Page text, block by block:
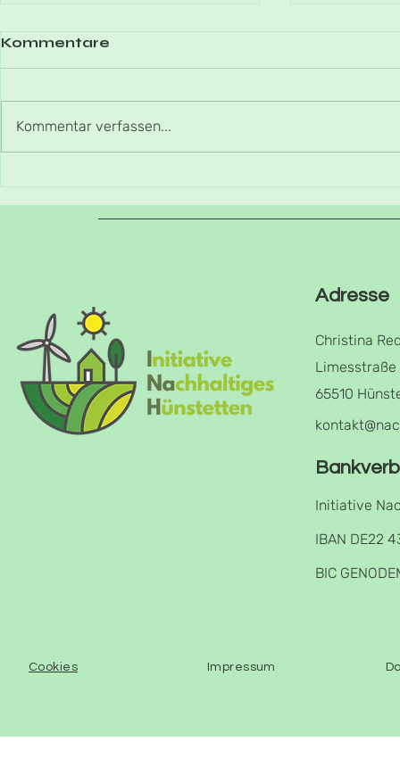
Winterspaziergang
Kommentare
Kommentar verfassen...
Adresse
Christina
Limesstraße
65510
Initiative
IBAN DE22
BIC
Cookies Impressum